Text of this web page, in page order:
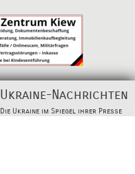
Ukraine-Nachrichten
Die Ukraine im Spiegel ihrer Presse